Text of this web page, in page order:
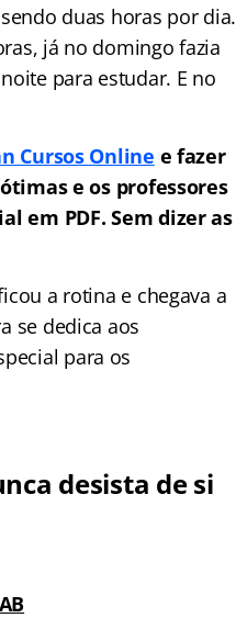
duas horas por dia.
já no domingo fazia
para estudar. E no
Cursos Online e fazer
e os professores
em PDF. Sem dizer as
a rotina e chegava a
se dedica aos
para os
desista de si